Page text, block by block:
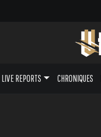
LIVE REPORTS CHRONIQUES